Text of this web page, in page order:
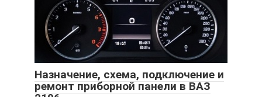
Назначение, схема, подключение и
ремонт приборной панели в ВАЗ